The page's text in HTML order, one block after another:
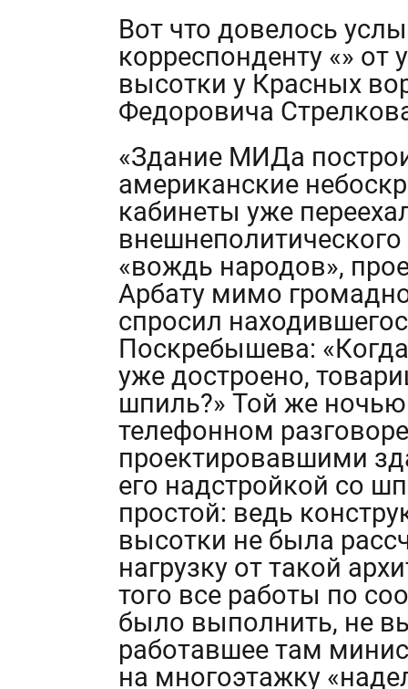
Вот что довелось
корреспонденту «» от
высотки у Красных
Федоровича
«Здание МИДа
американские
кабинеты уже
«вождь народов»,
Арбату мимо
спросил
Поскребышева:
уже достроено,
шпиль?» Той же
телефонном
проектировавшими
его надстройкой со
простой: ведь
высотки не была
нагрузку от такой
того все работы по
было выполнить, не
работавшее там
на многоэтажку